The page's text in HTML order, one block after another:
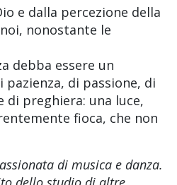
e dalla percezione della
nonostante le
debba essere un
di passione, di
di preghiera: una luce,
fioca, che non
di musica e danza.